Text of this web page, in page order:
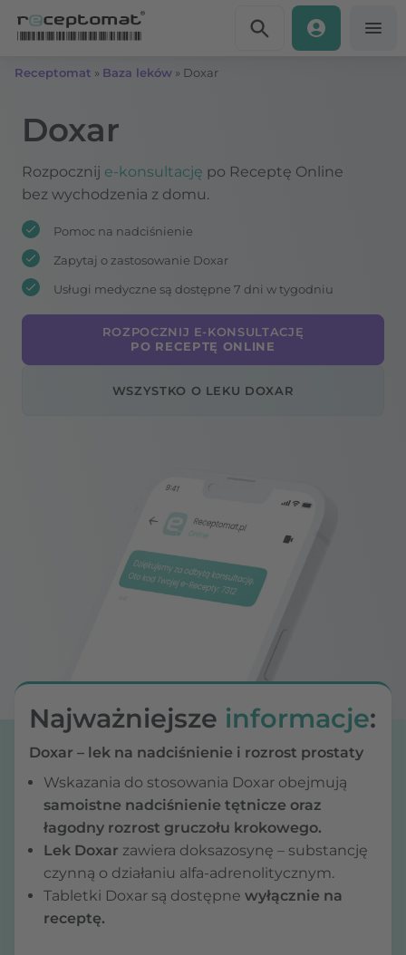
Receptomat » Baza leków » Doxar
Doxar
Rozpocznij e-konsultację po Receptę Online
bez wychodzenia z domu.
Pomoc na nadciśnienie
Zapytaj o zastosowanie Doxar
Usługi medyczne są dostępne 7 dni w tygodniu
ROZPOCZNIJ E-KONSULTACJĘ
PO RECEPTĘ ONLINE
WSZYSTKO O LEKU DOXAR
Najważniejsze informacje:
Doxar – lek na nadciśnienie i rozrost prostaty
Wskazania do stosowania Doxar obejmują
samoistne nadciśnienie tętnicze oraz
łagodny rozrost gruczołu krokowego.
Lek Doxar zawiera doksazosynę – substancję
czynną o działaniu alfa-adrenolitycznym.
Tabletki Doxar są dostępne wyłącznie na
receptę.